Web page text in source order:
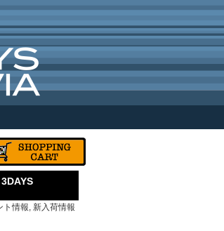
ト情報, 新入荷情報